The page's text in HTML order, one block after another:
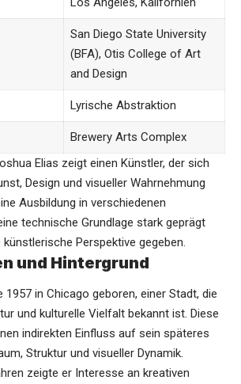
San Diego State University
(BFA), Otis College of Art
and Design
Lyrische Abstraktion
Brewery Arts Complex
Elias zeigt einen Künstler, der sich
Design und visueller Wahrnehmung
Ausbildung in verschiedenen
technische Grundlage stark geprägt
Perspektive gegeben.
und Hintergrund
1957 in Chicago geboren, einer Stadt, die
und kulturelle Vielfalt bekannt ist. Diese
indirekten Einfluss auf sein späteres
Struktur und visueller Dynamik.
zeigte er Interesse an kreativen